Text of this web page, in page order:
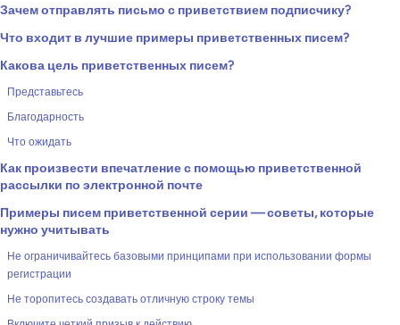
Зачем отправлять письмо с приветствием подписчику?
Что входит в лучшие примеры приветственных писем?
Какова цель приветственных писем?
Представьтесь
Благодарность
Что ожидать
Как произвести впечатление с помощью приветственной
рассылки по электронной почте
Примеры писем приветственной серии — советы, которые
нужно учитывать
Не ограничивайтесь базовыми принципами при использовании формы
регистрации
Не торопитесь создавать отличную строку темы